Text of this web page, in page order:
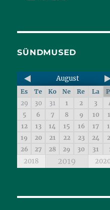
SÜNDMUSED
August
Es Te Ko Ne Re La
29
30 31 1 2 3
5
6 7 8 9 10
12
13 14 15 16 17
19
20 21 22 23 24
26
27 28 29 30 31
2018 2019